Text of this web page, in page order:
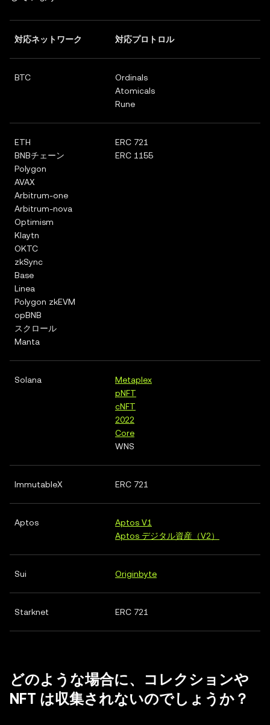
対応ネットワーク 対応プロトロル
BTC
Ordinals
Atomicals
Rune
ETH
BNBチェーン
Polygon
AVAX
Arbitrum-one
Arbitrum-nova
Optimism
Klaytn
OKTC
zkSync
Base
Linea
Polygon zkEVM
opBNB
スクロール
Manta
ERC 721
ERC 1155
Solana
Metaplex
pNFT
cNFT
2022
Core
WNS
ImmutableX ERC 721
Aptos
Aptos V1
Aptos デジタル資産（V2）
Sui Originbyte
Starknet ERC 721
どのような場合に、コレクションや
NFT は収集されないのでしょうか？